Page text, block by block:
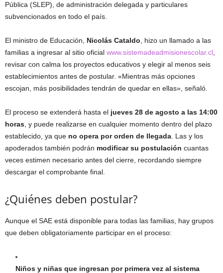
Pública (SLEP), de administración delegada y particulares
subvencionados en todo el país.
El ministro de Educación, Nicolás Cataldo , hizo un llamado a las
familias a ingresar al sitio oficial www.sistemadeadmisionescolar.cl
revisar con calma los proyectos educativos y elegir al menos seis
establecimientos antes de postular. «Mientras más opciones
escojan, más posibilidades tendrán de quedar en ellas», señaló.
El proceso se extenderá hasta el jueves 28 de agosto a las 14:00
horas , y puede realizarse en cualquier momento dentro del plazo
establecido, ya que no opera por orden de llegada . Las y los
apoderados también podrán modificar su postulación cuantas
veces estimen necesario antes del cierre, recordando siempre
descargar el comprobante final.
¿Quiénes deben postular?
Aunque el SAE está disponible para todas las familias, hay grupos
que deben obligatoriamente participar en el proceso:
Niños y niñas que ingresan por primera vez al sistema